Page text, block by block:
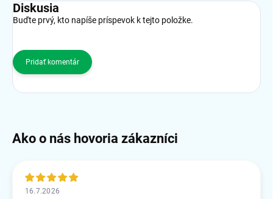
Diskusia
Buďte prvý, kto napíše príspevok k tejto položke.
Pridať komentár
16.7.2026